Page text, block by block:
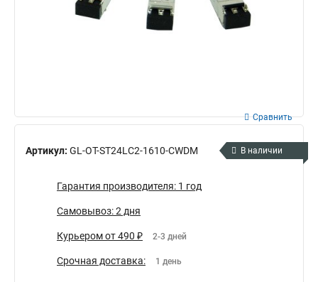
Артикул: GL-OT-ST24LC2-1610-CWDM
Сравнить
В наличии
Гарантия производителя: 1 год
Самовывоз: 2 дня
Курьером от 490 ₽ 2-3 дней
Срочная доставка: 1 день